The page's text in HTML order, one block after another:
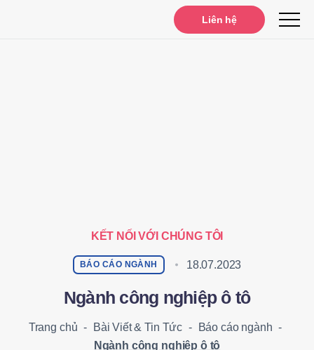
KẾT NỐI VỚI CHÚNG TÔI
BÁO CÁO NGÀNH 18.07.2023
Ngành công nghiệp ô tô
Trang chủ - Bài Viết & Tin Tức - Báo cáo ngành -
Ngành công nghiệp ô tô
Liên hệ